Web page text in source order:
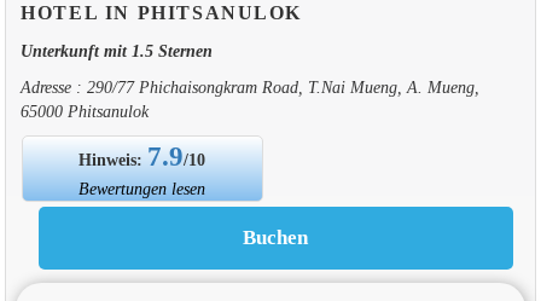
HOTEL IN PHITSANULOK
Unterkunft mit 1.5 Sternen
Adresse : 290/77 Phichaisongkram Road, T.Nai Mueng, A. Mueng,
65000 Phitsanulok
Hinweis: 7.9/10
Bewertungen lesen